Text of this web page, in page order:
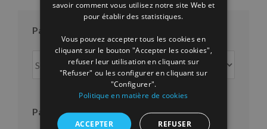
Par mois
mois
Par an
FRENCH
savoir comment vous utilisez notre site Web et
pour établir des statistiques.
Vous pouvez accepter tous les cookies en
cliquant sur le bouton "Accepter les cookies",
refuser leur utilisation en cliquant sur
"Refuser" ou les configurer en cliquant sur
"Configurer".
Politique en matière de cookies
ACCEPTER REFUSER